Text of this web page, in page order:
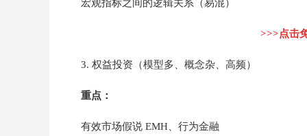
宏观指标之间的逻辑关系（易混）
>>>点击
3. 权益投资（模型多、概念杂、高频）
重点：
有效市场假说 EMH、行为金融